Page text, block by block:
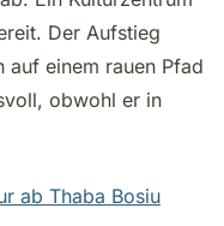
Der Aufstieg
auf einem rauen Pfad
obwohl er in
ab Thaba Bosiu